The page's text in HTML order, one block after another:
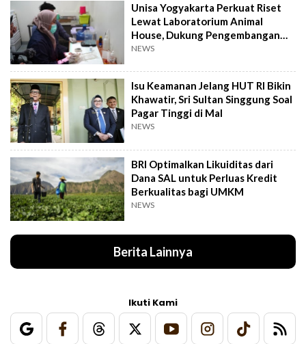
Unisa Yogyakarta Perkuat Riset
Lewat Laboratorium Animal
House, Dukung Pengembangan
Kandidat Obat
NEWS
Isu Keamanan Jelang HUT RI Bikin
Khawatir, Sri Sultan Singgung Soal
Pagar Tinggi di Mal
NEWS
BRI Optimalkan Likuiditas dari
Dana SAL untuk Perluas Kredit
Berkualitas bagi UMKM
NEWS
Berita Lainnya
Ikuti Kami